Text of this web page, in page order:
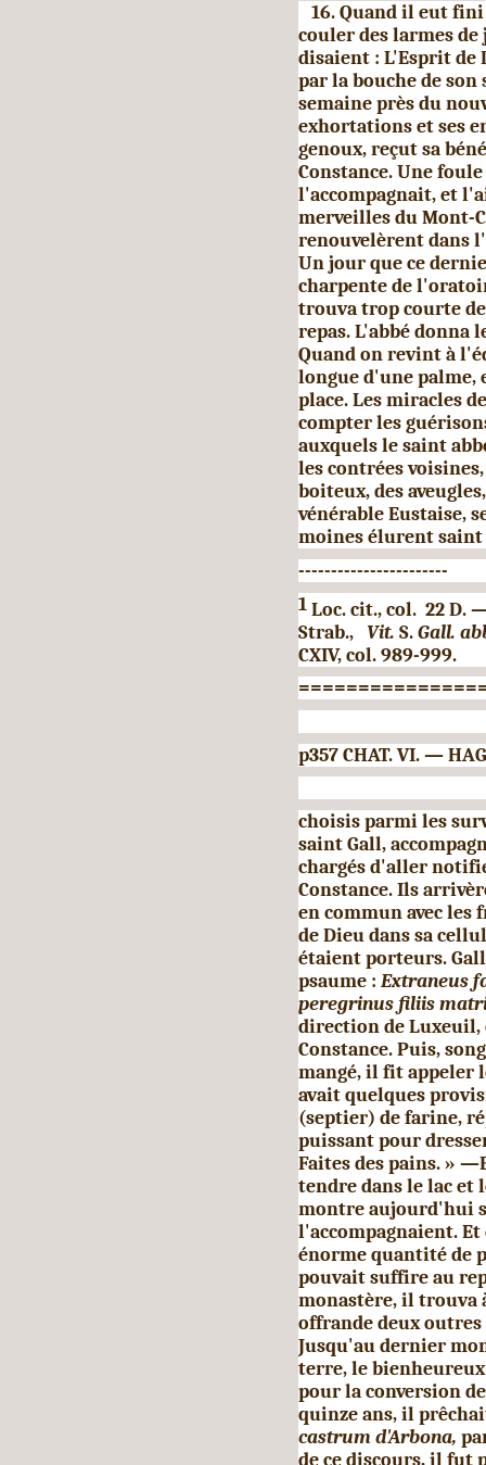
16. Quand il eut
couler des larmes
disaient : L'Esprit
par la bouche de
semaine près du
exhortations et ses
genoux, reçut sa
Constance. Une
l'accompagnait, et
merveilles du Mont-
renouvelèrent dans
Un jour que ce
charpente de
trouva trop courte
repas. L'abbé donna
Quand on revint à
longue d'une
place. Les miracles
comp­ter les
auxquels le saint
les contrées
boiteux, des
vénérable Eustaise,
moines élurent saint
-----------------------
1Loc. cit., col. 22 D.
Strab., Vit. S.Gall.
CXIV, col. 989-999.
p357 CHAT. VI. —
choisis parmi les
saint Gall,
chargés d'aller
Constance. Ils
en commun avec les
de Dieu dans sa
étaient porteurs.
psaume : Extraneus
peregrinus filiis
direction de Luxeuil,
Constance. Puis,
mangé, il fit appeler
avait quelques
(septier) de farine,
puissant pour
Faites des pains. »
tendre dans le lac et
montre aujourd'hui
l'accompagnaient.
énorme quantité de
pouvait suffire au
monastère, il trouva
offrande deux
Jusqu'au dernier
terre, le bienheureux
pour la conversion
quinze ans, il
castrum d'Arbona,
de ce discours, il fut